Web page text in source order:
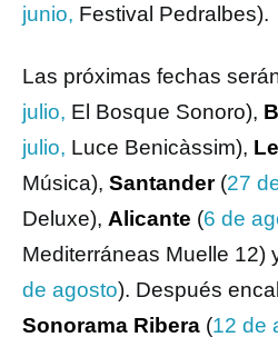
junio, Festival Pedralbes).
Las próximas fechas
julio, El Bosque Sonoro),
julio, Luce Benicàssim),
Música), Santander(27
Deluxe), Alicante (6 de
Mediterráneas Muelle 12)
de agosto). Después
Sonorama Ribera (12 de